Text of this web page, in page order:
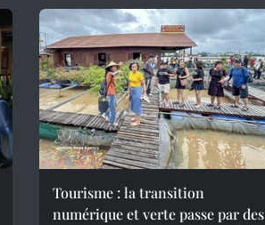
Tourisme : la transition
numérique et verte passe par des